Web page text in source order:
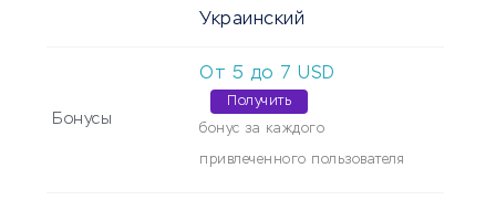
Украинский
Бонусы
От 5 до 7 USD
Получить
бонус за каждого
привлеченного пользователя